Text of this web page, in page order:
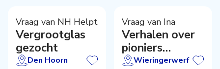
Vraag van NH Helpt
Vergrootglas
gezocht
Den Hoorn
Vraag van Ina
Verhalen over
pioniers
gevraagd
Wieringerwerf